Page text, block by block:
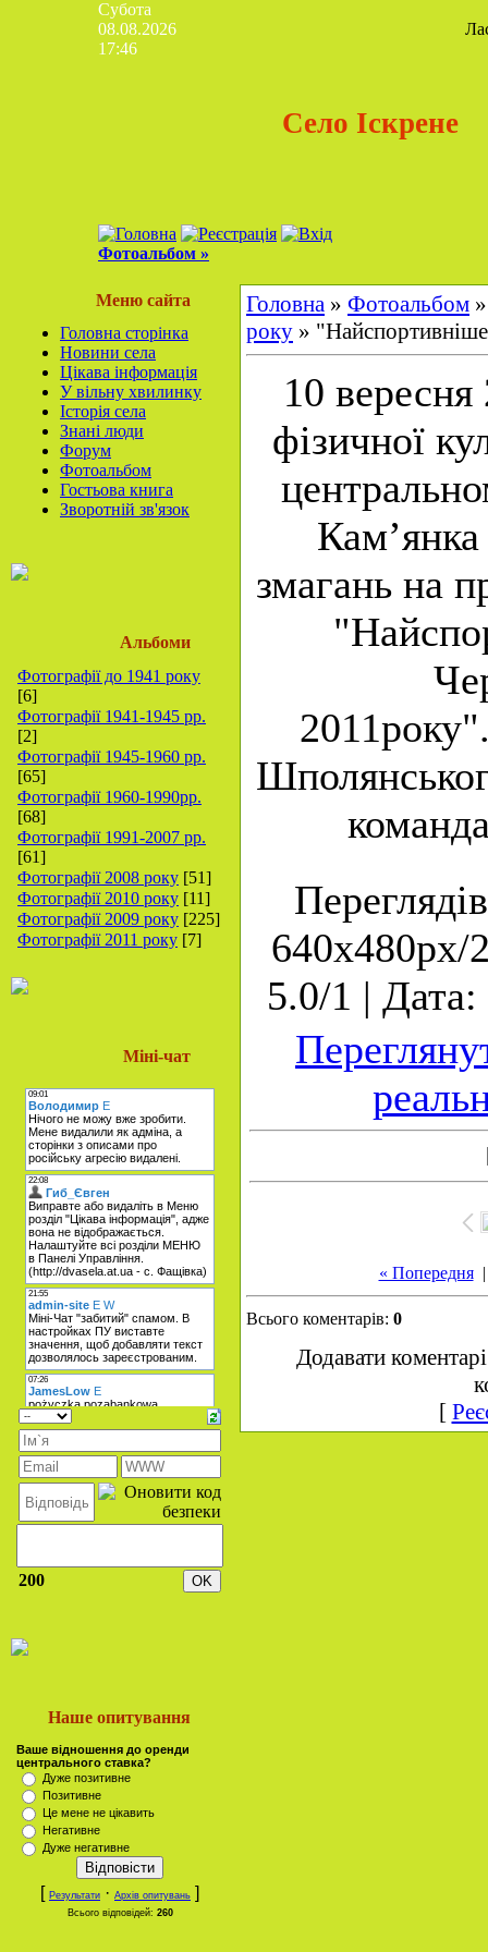
Субота
08.08.2026
17:46
Село Іскрене
Фотоальбом »
Меню сайта
Головна сторінка
Новини села
Цікава інформація
У вільну хвилинку
Історія села
Знані люди
Форум
Фотоальбом
Гостьова книга
Зворотній зв'язок
Альбоми
Фотографії до 1941 року
[6]
Фотографії 1941-1945 рр.
[2]
Фотографії 1945-1960 рр.
[65]
Фотографії 1960-1990рр.
[68]
Фотографії 1991-2007 рр.
[61]
Фотографії 2008 року [51]
Фотографії 2010 року [11]
Фотографії 2009 року [225]
Фотографії 2011 року [7]
Міні-чат
200
Наше опитування
Ваше відношення до оренди
центрального ставка?
Дуже позитивне
Позитивне
Це мене не цікавить
Негативне
Дуже негативне
[ Результати · Архів опитувань ]
Всього відповідей: 260
Головна » Фотоальбом
року »
10
фізичної
Кам’янка
змагань на
640x480px/
5.0/1 |
« Попередня
Всього коментарів: 0
Додавати
[